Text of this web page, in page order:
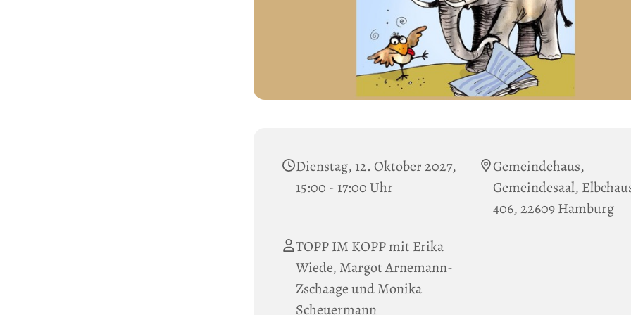
Dienstag, 12. Oktober 2027,
15:00 - 17:00 Uhr
Gemeindehaus,
Gemeindesaal,
406, 22609 Hamburg
TOPP IM KOPP mit Erika
Wiede, Margot Arnemann-
Zschaage und Monika
Scheuermann